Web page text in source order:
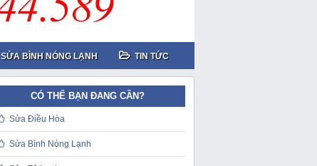
SỬA BÌNH NÓNG LẠNH TIN TỨC
CÓ THỂ BẠN ĐANG CẦN?
Sửa Điều Hòa
Sửa Bình Nóng Lạnh